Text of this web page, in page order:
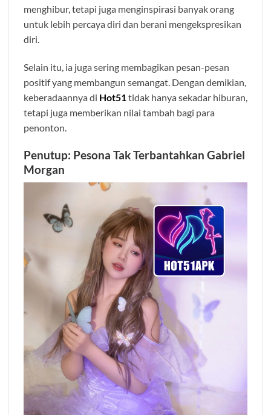
menghibur, tetapi juga menginspirasi banyak orang
untuk lebih percaya diri dan berani mengekspresikan
diri.
Selain itu, ia juga sering membagikan pesan-pesan
positif yang membangun semangat. Dengan demikian,
keberadaannya di Hot51 tidak hanya sekadar hiburan,
tetapi juga memberikan nilai tambah bagi para
penonton.
Penutup: Pesona Tak Terbantahkan Gabriel
Morgan